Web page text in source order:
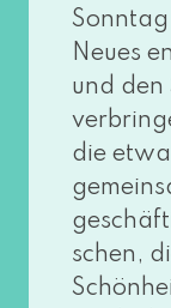
Sonntag
Neues
und den
die
schen,